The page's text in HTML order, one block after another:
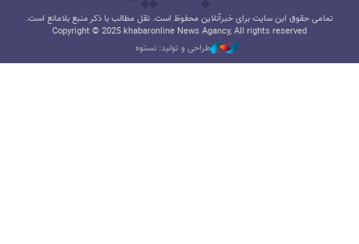
تمامی حقوق این سایت برای خبرآنلاین محفوظ است. نقل مطالب با ذکر منبع بلامانع است.
Copyright © 2025 khabaronline News Agancy, All rights reserved
طراحی و تولید: نستوه